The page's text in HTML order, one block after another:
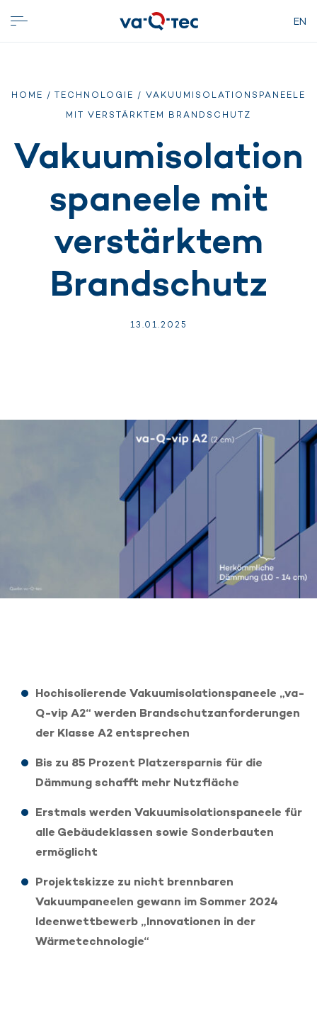
EN
HOME / TECHNOLOGIE / VAKUUMISOLATIONSPANEELE
MIT VERSTÄRKTEM BRANDSCHUTZ
Vakuumisolation
spaneele mit
verstärktem
Brandschutz
13.01.2025
Hochisolierende Vakuumisolationspaneele „va-
Q-vip A2“ werden Brandschutzanforderungen
der Klasse A2 entsprechen
Bis zu 85 Prozent Platzersparnis für die
Dämmung schafft mehr Nutzfläche
Erstmals werden Vakuumisolationspaneele für
alle Gebäudeklassen sowie Sonderbauten
ermöglicht
Projektskizze zu nicht brennbaren
Vakuumpaneelen gewann im Sommer 2024
Ideenwettbewerb „Innovationen in der
Wärmetechnologie“